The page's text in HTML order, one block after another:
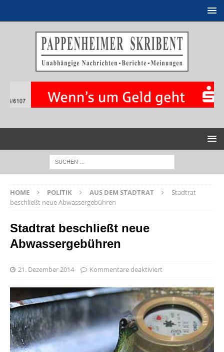
HOME POLITIK AUS DEM STADTRAT
Stadtrat
beschließt neue Abwassergebühren
Stadtrat beschließt neue
Abwassergebühren
21. Dezember 2014 Kommentare deaktiviert